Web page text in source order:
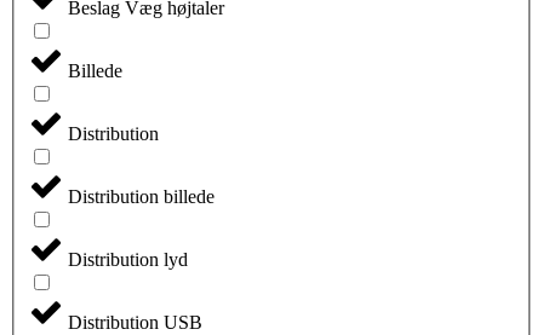
Beslag Væg højtaler
Billede
Distribution
Distribution billede
Distribution lyd
Distribution USB